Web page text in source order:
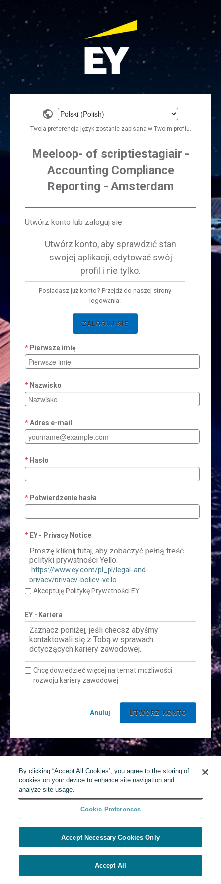
Select
a
language
Twoja preferencja język zostanie zapisana w Twoim profilu.
Meeloop- of scriptiestagiair -
Accounting Compliance
Reporting - Amsterdam
Utwórz konto lub zaloguj się
Utwórz konto, aby sprawdzić stan
swojej aplikacji, edytować swój
profil i nie tylko.
Posiadasz już konto? Przejdź do naszej strony
logowania:
ZALOGUJ SIE
Pierwsze imię
Nazwisko
Adres e-mail
Hasło
Potwierdzenie hasła
EY - Privacy Notice
Proszę kliknij tutaj, aby zobaczyć pełną treść
polityki prywatności Yello:
https://www.ey.com/pl_pl/legal-and-
privacy/privacy-policy-yello
Akceptuję Politykę Prywatności EY.
EY - Kariera
Zaznacz poniżej, jeśli checsz abyśmy
kontaktowali się z Tobą w sprawach
dotyczących kariery zawodowej.
Chcę dowiedzieć więcej na temat możliwości
rozwoju kariery zawodowej
Anuluj
By clicking “Accept All Cookies”, you agree to the storing of
cookies on your device to enhance site navigation and
analyze site usage.
Cookie Preferences
Accept Necessary Cookies Only
Accept All